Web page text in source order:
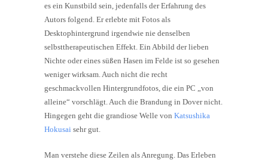
es ein Kunstbild sein, jedenfalls der Erfahrung des
Autors folgend. Er erlebte mit Fotos als
Desktophintergrund irgendwie nie denselben
selbsttherapeutischen Effekt. Ein Abbild der lieben
Nichte oder eines süßen Hasen im Felde ist so gesehen
weniger wirksam. Auch nicht die recht
geschmackvollen Hintergrundfotos, die ein PC „von
alleine“ vorschlägt. Auch die Brandung in Dover nicht.
Hingegen geht die grandiose Welle von Katsushika
Hokusai sehr gut.
Man verstehe diese Zeilen als Anregung. Das Erleben